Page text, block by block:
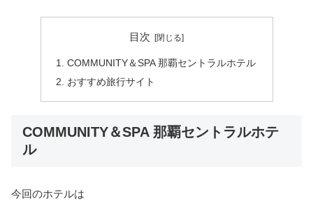
目次
COMMUNITY＆SPA 那覇セントラルホテル
おすすめ旅行サイト
COMMUNITY＆SPA 那覇セントラルホテ
ル
今回のホテルは